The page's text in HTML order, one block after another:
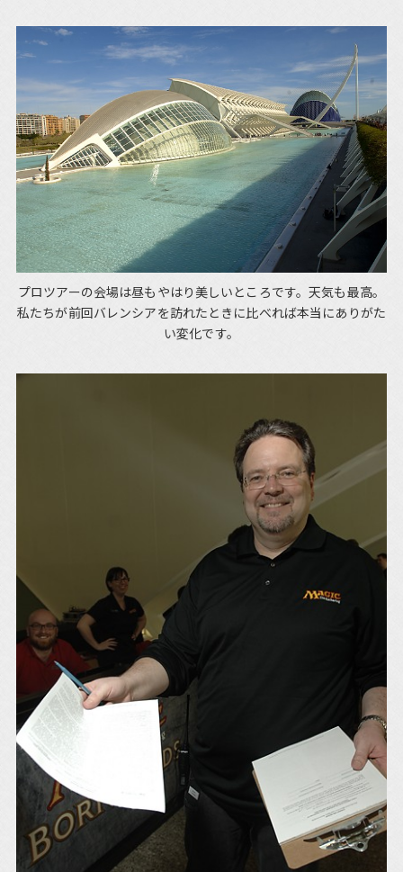
プロツアーの会場は昼もやはり美しいところです。天気も最高。
私たちが前回バレンシアを訪れたときに比べれば本当にありがた
い変化です。